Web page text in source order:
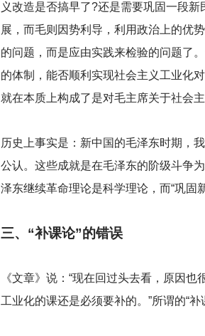
义改造是否搞早了?还是需要巩固一段
展，而毛则因势利导，利用政治上的优
的问题，而是应由实践来检验的问题了
的体制，能否顺利实现社会主义工业化
就在本质上构成了是对毛主席关于社会
历史上事实是：新中国的毛泽东时期，
公认。这些成就是在毛泽东的阶级斗争
泽东继续革命理论是科学理论，而“巩固
三、“补课论”的错误
《文章》说：“现在回过头去看，原因
工业化的课还是必须要补的。”所谓的“补